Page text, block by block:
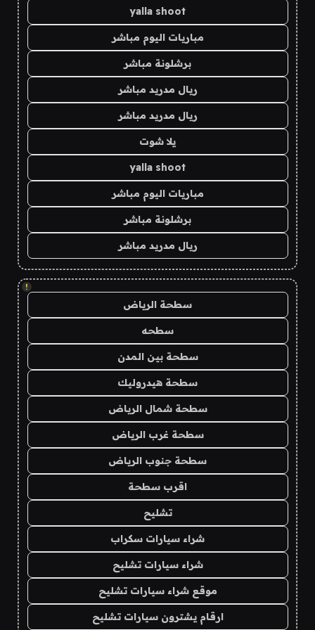
yalla shoot
مباريات اليوم مباشر
برشلونة مباشر
ريال مدريد مباشر
ريال مدريد مباشر
يلا شوت
yalla shoot
مباريات اليوم مباشر
برشلونة مباشر
ريال مدريد مباشر
!
سطحة الرياض
سطحه
سطحة بين المدن
سطحة هيدروليك
سطحة شمال الرياض
سطحة غرب الرياض
سطحة جنوب الرياض
اقرب سطحة
تشليح
شراء سيارات سكراب
شراء سيارات تشليح
موقع شراء سيارات تشليح
ارقام يشترون سيارات تشليح